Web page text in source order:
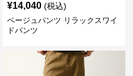
¥14,040 (税込)
ベージュパンツ リラックスワイ
ドパンツ